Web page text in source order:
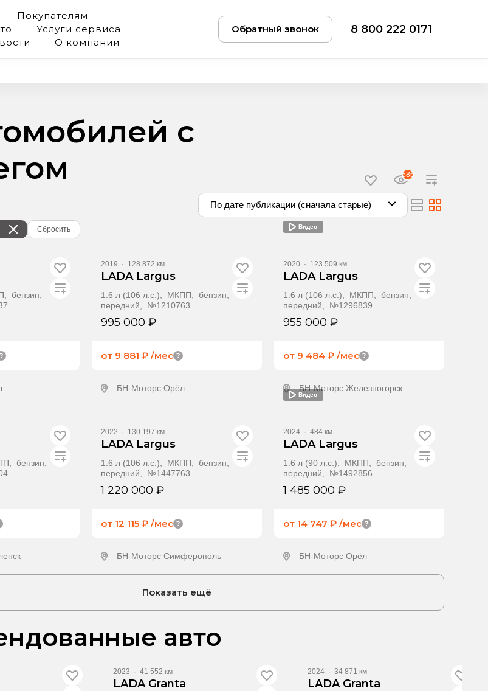
Покупателям
Услуги сервиса
О компании
Обратный звонок 8 800 222 0171
с
586
Сбросить
По дате публикации (сначала старые)
бензин,
2019 · 128 872 км
LADA Largus
1.6 л (106 л.с.), МКПП, бензин,
передний, №1210763
995 000 ₽
от 9 881 ₽ /мес
БН-Моторс Орёл
Видео
2020 · 123 509 км
LADA Largus
1.6 л (106 л.с.), МКПП, бензин,
передний, №1296839
955 000 ₽
от 9 484 ₽ /мес
БН-Моторс Железногорск
бензин,
2022 · 130 197 км
LADA Largus
1.6 л (106 л.с.), МКПП, бензин,
передний, №1447763
1 220 000 ₽
от 12 115 ₽ /мес
БН-Моторс Симферополь
Видео
2024 · 484 км
LADA Largus
1.6 л (90 л.с.), МКПП, бензин,
передний, №1492856
1 485 000 ₽
от 14 747 ₽ /мес
БН-Моторс Орёл
Показать ещё
авто
2023 · 41 552 км
LADA Granta
2024 · 34 871 км
LADA Granta